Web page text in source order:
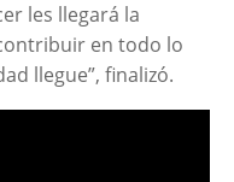
les llegará la
en todo lo
llegue”, finalizó.